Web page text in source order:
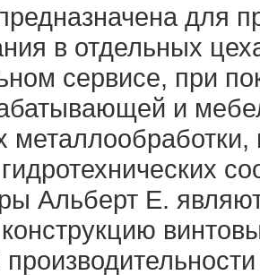
для
в отдельных
сервисе, при
и
Альберт E.